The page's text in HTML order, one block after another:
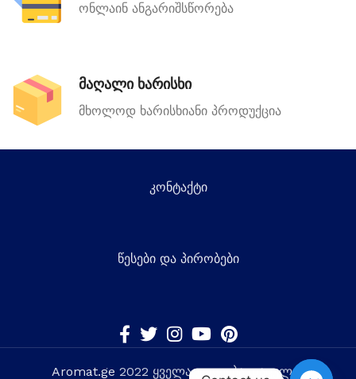
ონლაინ ანგარიშსწორება
მაღალი ხარისხი
მხოლოდ ხარისხიანი პროდუქცია
კონტაქტი
წესები და პირობები
Aromat.ge 2022 ყველა უფლება დაცულია